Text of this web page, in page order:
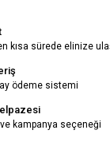
kısa sürede elinize
ödeme sistemi
kampanya seçeneği